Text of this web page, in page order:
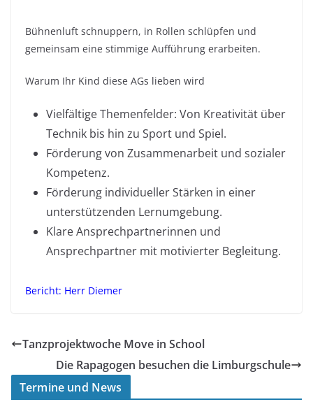
Bühnenluft schnuppern, in Rollen schlüpfen und
gemeinsam eine stimmige Aufführung erarbeiten.
Warum Ihr Kind diese AGs lieben wird
Vielfältige Themenfelder: Von Kreativität über
Technik bis hin zu Sport und Spiel.
Förderung von Zusammenarbeit und sozialer
Kompetenz.
Förderung individueller Stärken in einer
unterstützenden Lernumgebung.
Klare Ansprechpartnerinnen und
Ansprechpartner mit motivierter Begleitung.
Bericht: Herr Diemer
Tanzprojektwoche Move in School
Die Rapagogen besuchen die Limburgschule
Termine und News